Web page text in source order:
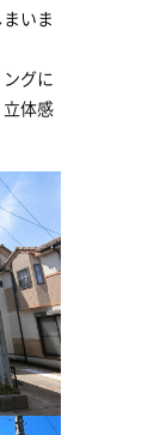
いま
グに
立体感